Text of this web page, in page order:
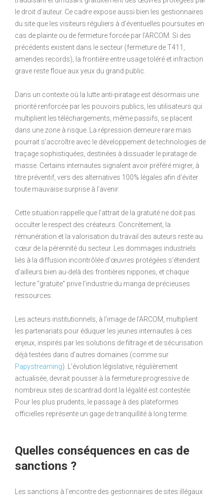
le droit d’auteur. Ce cadre expose aussi bien les gestionnaires
du site que les visiteurs réguliers à d’éventuelles poursuites en
cas de plainte ou de fermeture forcée par l’ARCOM. Si des
précédents existent dans le secteur (fermeture de T411,
amendes records), la frontière entre usage toléré et infraction
grave reste floue aux yeux du grand public.
Dans un contexte où la lutte anti-piratage est désormais une
priorité renforcée par les pouvoirs publics, les utilisateurs qui
multiplient les téléchargements, même passifs, se placent
dans une zone à risque. La répression demeure rare mais
pourrait s’accroître avec le développement de technologies de
traçage sophistiquées, destinées à dissuader le piratage de
masse. Certains internautes signalent avoir préféré migrer, à
titre préventif, vers des alternatives 100% légales afin d’éviter
toute mauvaise surprise à l’avenir.
Cette situation rappelle que l’attrait de la gratuité ne doit pas
occulter le respect des créateurs. Concrètement, la
rémunération et la valorisation du travail des auteurs reste au
cœur de la pérennité du secteur. Les dommages industriels
liés à la diffusion incontrôlée d’œuvres protégées s’étendent
d’ailleurs bien au-delà des frontières nippones, et chaque
lecture “gratuite” prive l’industrie du manga de précieuses
ressources.
Les acteurs institutionnels, à l’image de l’ARCOM, multiplient
les partenariats pour éduquer les jeunes internautes à ces
enjeux, inspirés par les solutions de filtrage et de sécurisation
déjà testées dans d’autres domaines (comme sur
Papystreaming). L’évolution législative, régulièrement
actualisée, devrait pousser à la fermeture progressive de
nombreux sites de scantrad dont la légalité est contestée.
Pour les plus prudents, le passage à des plateformes
officielles représente un gage de tranquillité à long terme.
Quelles conséquences en cas de
sanctions ?
Les sanctions à l’encontre des gestionnaires de sites illégaux